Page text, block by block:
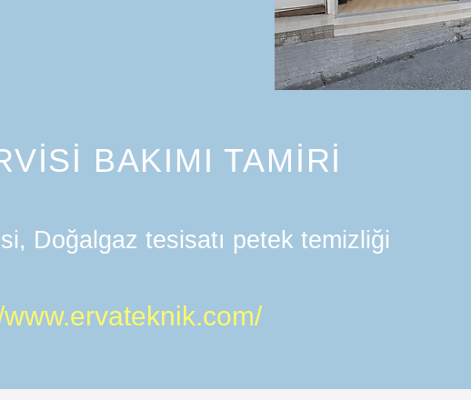
BAKIMI TAMİRİ
Doğalgaz tesisatı petek temizliği